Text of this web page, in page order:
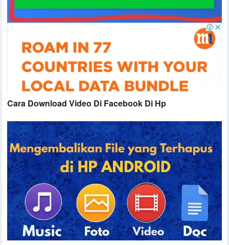
Cara Download Video Di Facebook Di Hp